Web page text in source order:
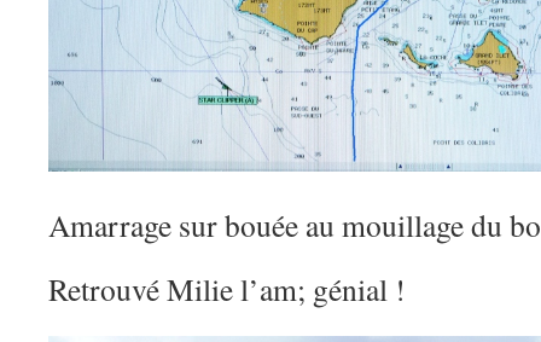
Amarrage sur bouée au mouillage du
Retrouvé Milie l’am; génial !